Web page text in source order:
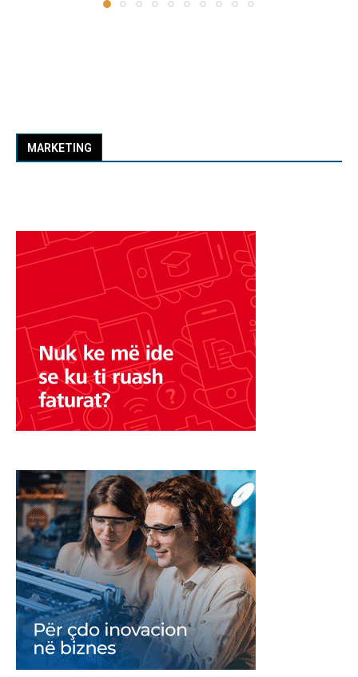
MARKETING